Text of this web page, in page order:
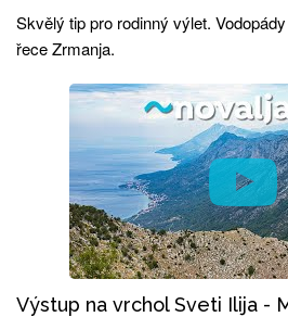
Skvělý tip pro rodinný výlet.
řece Zrmanja.
Výstup na vrchol Sveti Ilija -